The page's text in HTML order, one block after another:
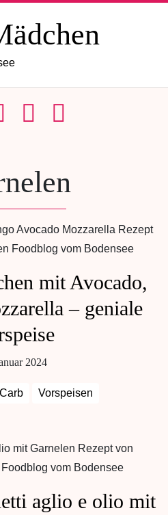
mit Avocado,
– geniale
2024
Vorspeisen
aglio e olio mit